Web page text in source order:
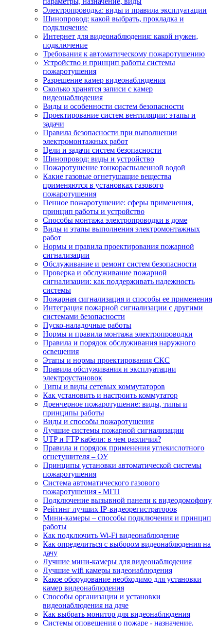
Электропроводка: виды и правила эксплуатации
Шинопровод: какой выбрать, прокладка и
подключение
Интернет для видеонаблюдения: какой нужен,
подключение
Требования к автоматическому пожаротушению
Устройство и принцип работы системы
пожаротушения
Разрешение камер видеонаблюдения
Сколько хранятся записи с камер
видеонаблюдения
Виды и особенности систем безопасности
Проектирование систем вентиляции: этапы и
задачи
Правила безопасности при выполнении
электромонтажных работ
Цели и задачи систем безопасности
Шинопровод: виды и устройство
Пожаротушение тонкораспыленной водой
Какие газовые огнетушащие вещества
применяются в установках газового
пожаротушения
Пенное пожаротушение: сферы применения,
принцип работы и устройство
Способы монтажа электропроводки в доме
Виды и этапы выполнения электромонтажных
работ
Нормы и правила проектирования пожарной
сигнализации
Обслуживание и ремонт систем безопасности
Проверка и обслуживание пожарной
сигнализации: как поддерживать надежность
системы
Пожарная сигнализация и способы ее применения
Интеграция пожарной сигнализации с другими
системами безопасности
Пуско-наладочные работы
Нормы и правила монтажа электропроводки
Правила и порядок обслуживания наружного
освещения
Этапы и нормы проектирования СКС
Правила обслуживания и эксплуатации
электроустановок
Типы и виды сетевых коммутаторов
Как установить и настроить коммутатор
Дренчерное пожаротушение: виды, типы и
принципы работы
Виды и способы пожаротушения
Лучшие системы пожарной сигнализации
UTP и FTP кабели: в чем различия?
Правила и порядок применения углекислотного
огнетушителя – ОУ
Принципы установки автоматической системы
пожаротушения
Система автоматического газового
пожаротушения - МГП
Подключение вызывной панели к видеодомофону
Рейтинг лучших IP-видеорегистраторов
Мини-камеры – способы подключения и принцип
работы
Как подключить Wi-Fi видеонаблюдение
Как определиться с выбором видеонаблюдения на
дачу
Лучшие мини-камеры для видеонаблюдения
Лучшие wifi камеры видеонаблюдения
Какое оборудование необходимо для установки
камер видеонаблюдения
Способы организации и установки
видеонаблюдения на даче
Как выбрать монитор для видеонаблюдения
Системы оповещения о пожаре - назначение,